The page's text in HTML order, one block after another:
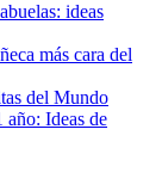
ideas
más cara del
del Mundo
año: Ideas de